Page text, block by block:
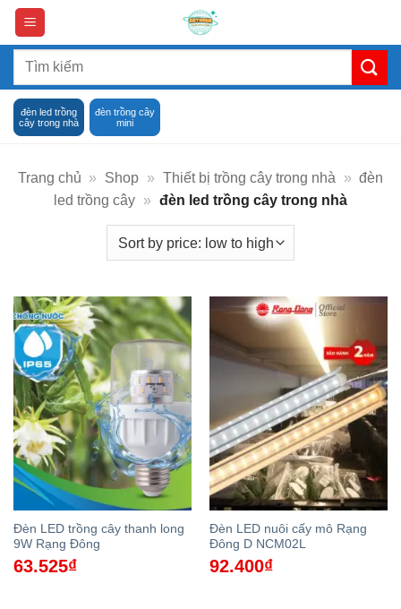
Skip
content
Search
đèn led trồng
cây trong nhà
đèn trồng cây
mini
Trang chủ » Shop » Thiết bị trồng cây trong nhà » đèn
led trồng cây » đèn led trồng cây trong nhà
Đèn LED trồng cây thanh long
9W Rạng Đông
63.525₫
Đèn LED nuôi cấy mô Rạng
Đông D NCM02L
92.400₫